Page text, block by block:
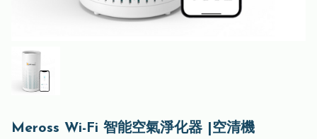
Meross Wi-Fi 智能空氣淨化器 |空清機